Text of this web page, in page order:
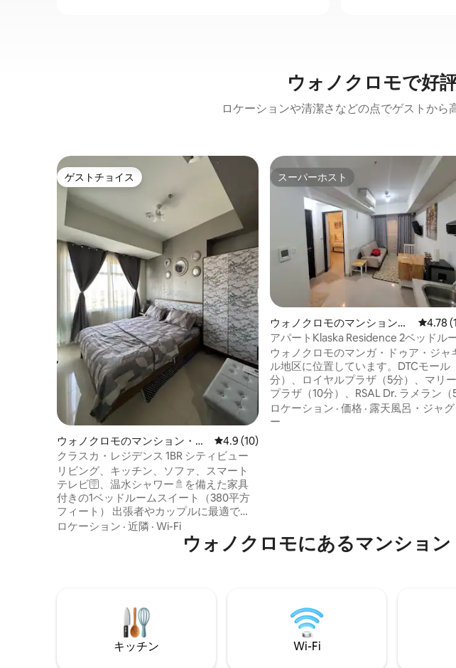
ウォノクロモで好
ロケーションや清潔さなどの点でゲストか
ゲストチョイス
ゲストチョイス
ウォノクロモのマンション・ア
パート
レビュー10件、5つ星中4.9つ星の平均評価
4.9 (10)
クラスカ・レジデンス 1BR シティビュー
リビング、キッチン、ソファ、スマート
テレビ🛜、温水シャワー🚿を備えた家具
付きの1ベッドルームスイート（380平方
フィート） 出張者やカップルに最適で
す。 CBDの近くにあります ベストプライ
ス＆満足のいくサービス💯 ロイヤルプラ
ザモール、Hang Tuah大学、病院、電車ま
で25分🛍️ 空港まで30分✈️ 素晴らしい設
備：🏊‍♂️プール、専用図書館、🌳庭、🍖エ
リア、🏃‍♀️トラック、🧖‍♂️ジャグジー＆サウ
ナ🧖‍♀️、🏋️ジム👟、🎮ゲームルーム📺、🍿
ロケーション · 近隣 · Wi-Fi
スーパーホスト
スーパーホスト
ウォノクロモのマンション・
アパート
レビュ
4.78
アパートKlaska Residence 2ベッドル
ム：9名様まで
ウォノクロモのマンガ・ドゥア・ジャ
ル地区に位置しています。DTCモール
分）、ロイヤルプラザ（5分）、マリ
プラザ（10分）、RSAL Dr. ラメラン（
分）、RSI Sby （5分）、ウォノクロモ
（2分） ジム、プール、サウナ、ジャグジ
わっています。タオルは提供されませ
ロケーション · 価格 · 露天風呂・ジャ
ー
ウォノクロモにあるマンショ
キッチン Wi-Fi